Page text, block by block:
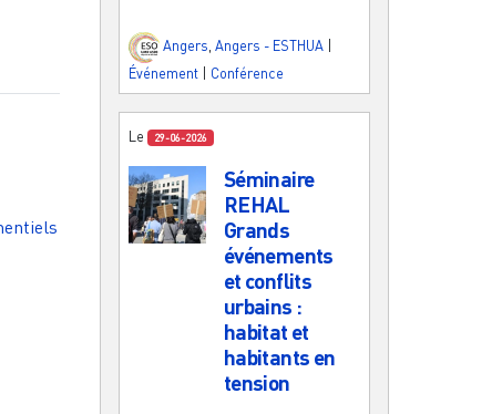
Angers Angers - ESTHUA
Événement
Conférence
Le 29-06-2026
Séminaire
REHAL
Grands
événements
et conflits
urbains :
habitat et
habitants en
tension